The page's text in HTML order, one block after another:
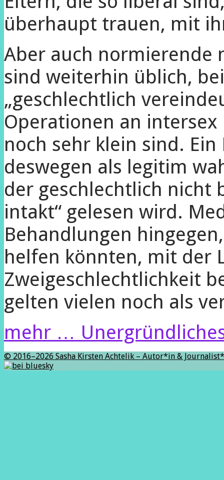
überhaupt trauen, mit
Aber auch normierende
sind weiterhin üblich,
„geschlechtlich
Operationen an
noch sehr klein sind.
deswegen als legitim
der geschlechtlich nicht
intakt“ gelesen wird.
Behandlungen
helfen könnten, mit der
Zweigeschlechtlichkeit
gelten vielen noch als
mehr …
© 2016–2026 Sasha Kirsten Achtelik – Autor*in &